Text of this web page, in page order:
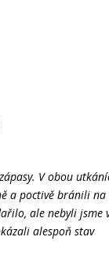
V obou
a poctivě bránili
ale nebyli jsme
alespoň stav